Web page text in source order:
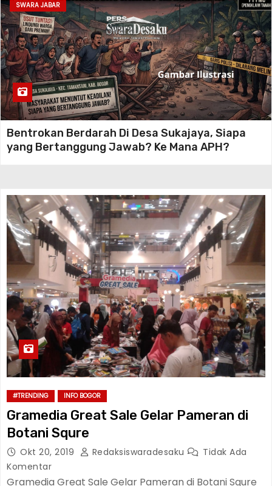
SWARA JABAR
Bentrokan Berdarah Di Desa Sukajaya, Siapa
yang Bertanggung Jawab? Ke Mana APH?
#TRENDING INFO BOGOR
Gramedia Great Sale Gelar Pameran di
Botani Squre
Okt 20, 2019 Redaksiswaradesaku
Tidak Ada
Komentar
Gramedia Great Sale Gelar Pameran di Botani Squre